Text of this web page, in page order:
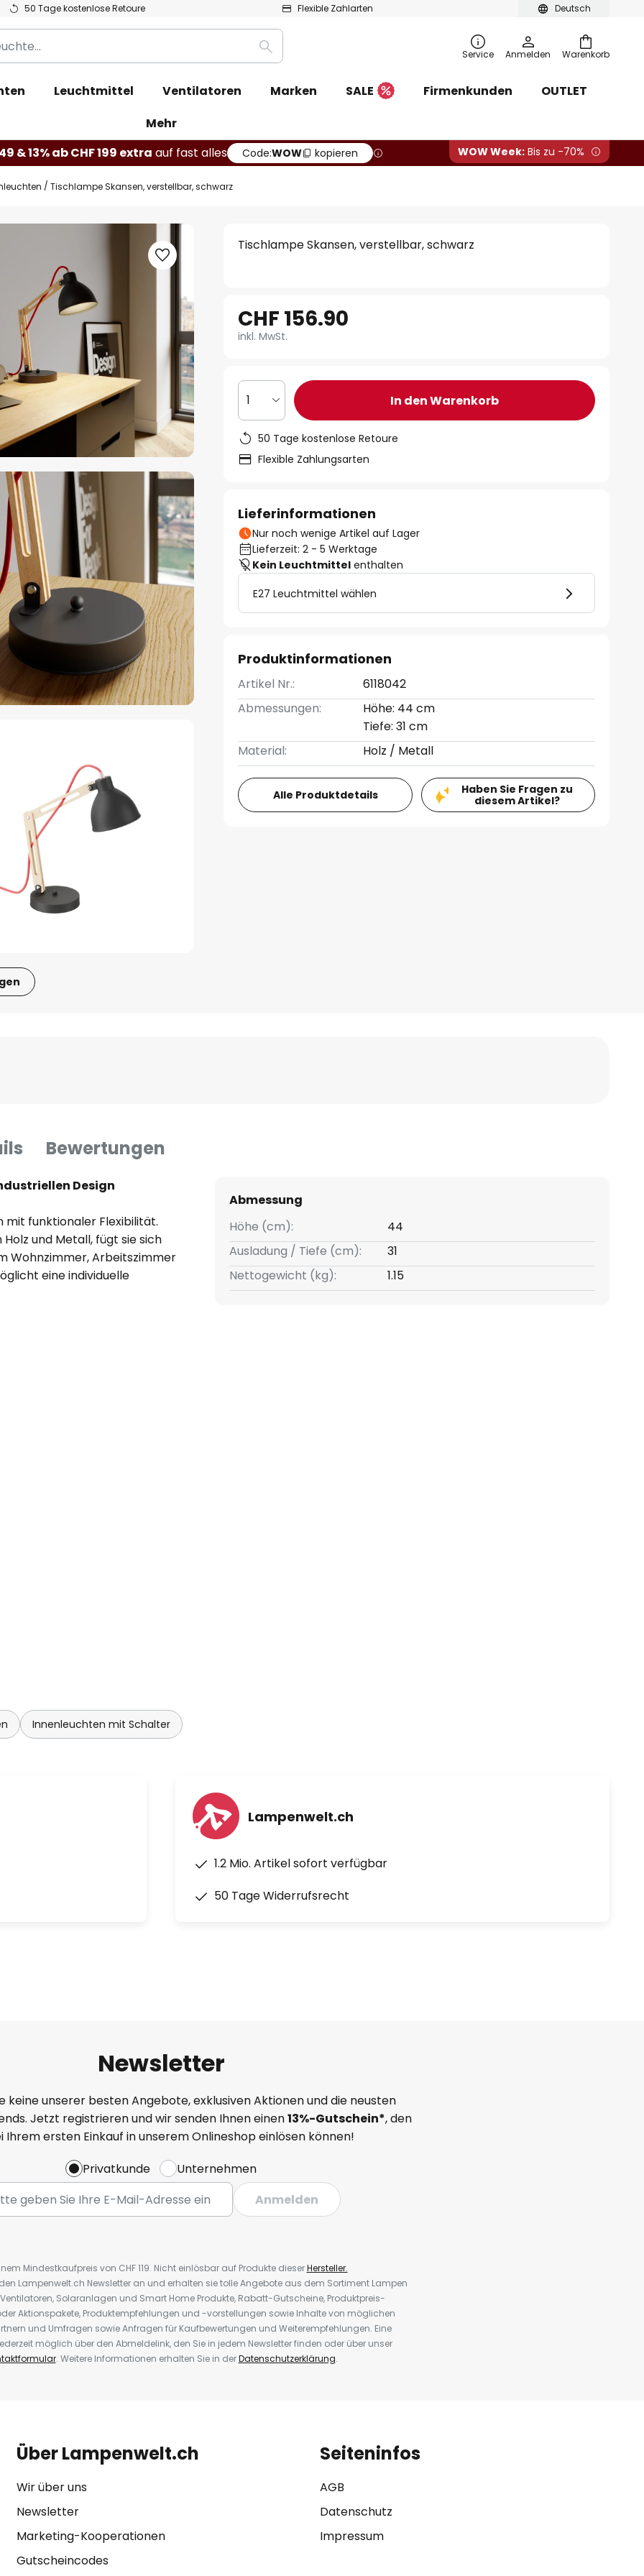
Deutsch
50 Tage kostenlose Retoure Flexible Zahlarten
Warenkorb
Suche Service Anmelden
Leuchtmittel Ventilatoren Marken SALE Firmenkunden
OUTLET
Mehr
& 13% ab CHF 199 extra auf fast alles Code:WOW kopieren WOW Week: Bis zu -70%
Tischlampe Skansen, verstellbar, schwarz
Tischlampe Skansen, verstellbar, schwarz
CHF 156.90
inkl. MwSt.
1 In den Warenkorb
50 Tage kostenlose Retoure
Flexible Zahlungsarten
Lieferinformationen
Nur noch wenige Artikel auf Lager
Lieferzeit: 2 - 5 Werktage
Kein Leuchtmittel enthalten
E27 Leuchtmittel wählen
Produktinformationen
Artikel Nr.:
6118042
Abmessungen:
Höhe: 44 cm
Tiefe: 31 cm
Material:
Holz / Metall
Alle Produktdetails
Haben Sie Fragen zu
diesem Artikel?
Bewertungen
Design
mit funktionaler Flexibilität.
und Metall, fügt sie sich
Wohnzimmer, Arbeitszimmer
eine individuelle
optimal zu beleuchten.
Made in Europe. Der
Akzent setzt. Die
sie ist ein Statement für
Abmessung
Höhe (cm):
44
Ausladung / Tiefe (cm):
31
Nettogewicht (kg):
1.15
Innenleuchten mit Schalter
Lampenwelt.ch
1.2 Mio. Artikel sofort verfügbar
50 Tage Widerrufsrecht
Newsletter
keine unserer besten Angebote, exklusiven Aktionen und die neusten
Jetzt registrieren und wir senden Ihnen einen13%-Gutschein*, den
Ihrem ersten Einkauf in unserem Onlineshop einlösen können!
Privatkunde
Unternehmen
Anmelden
Mindestkaufpreis von CHF 119. Nicht einlösbar auf Produkte dieserHersteller.
Lampenwelt.ch Newsletter an und erhalten sie tolle Angebote aus dem Sortiment Lampen
Solaranlagen und Smart Home Produkte, Rabatt-Gutscheine, Produktpreis-
Aktionspakete, Produktempfehlungen und -vorstellungen sowie Inhalte von möglichen
und Umfragen sowie Anfragen für Kaufbewertungen und Weiterempfehlungen. Eine
möglich über den Abmeldelink, den Sie in jedem Newsletter finden oder über unser
. Weitere Informationen erhalten Sie in derDatenschutzerklärung.
Über Lampenwelt.ch
Wir über uns
Newsletter
Marketing-Kooperationen
Gutscheincodes
Seiteninfos
AGB
Datenschutz
Impressum